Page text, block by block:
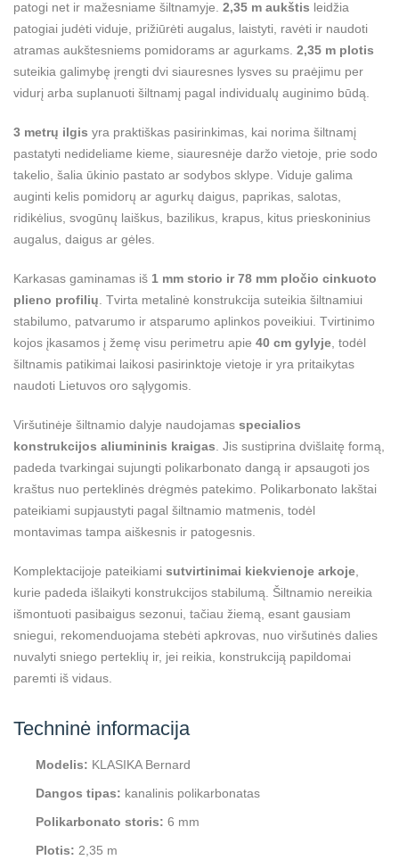
patogi net ir mažesniame šiltnamyje. 2,35 m aukštis leidžia
patogiai judėti viduje, prižiūrėti augalus, laistyti, ravėti ir naudoti
atramas aukštesniems pomidorams ar agurkams. 2,35 m plotis
suteikia galimybę įrengti dvi siauresnes lysves su praėjimu per
vidurį arba suplanuoti šiltnamį pagal individualų auginimo būdą.
3 metrų ilgis yra praktiškas pasirinkimas, kai norima šiltnamį
pastatyti nedideliame kieme, siauresnėje daržo vietoje, prie sodo
takelio, šalia ūkinio pastato ar sodybos sklype. Viduje galima
auginti kelis pomidorų ar agurkų daigus, paprikas, salotas,
ridikėlius, svogūnų laiškus, bazilikus, krapus, kitus prieskoninius
augalus, daigus ar gėles.
Karkasas gaminamas iš 1 mm storio ir 78 mm pločio cinkuoto
plieno profilių . Tvirta metalinė konstrukcija suteikia šiltnamiui
stabilumo, patvarumo ir atsparumo aplinkos poveikiui. Tvirtinimo
kojos įkasamos į žemę visu perimetru apie 40 cm gylyje , todėl
šiltnamis patikimai laikosi pasirinktoje vietoje ir yra pritaikytas
naudoti Lietuvos oro sąlygomis.
Viršutinėje šiltnamio dalyje naudojamas specialios
konstrukcijos aliumininis kraigas . Jis sustiprina dvišlaitę formą,
padeda tvarkingai sujungti polikarbonato dangą ir apsaugoti jos
kraštus nuo perteklinės drėgmės patekimo. Polikarbonato lakštai
pateikiami supjaustyti pagal šiltnamio matmenis, todėl
montavimas tampa aiškesnis ir patogesnis.
Komplektacijoje pateikiami sutvirtinimai kiekvienoje arkoje
kurie padeda išlaikyti konstrukcijos stabilumą. Šiltnamio nereikia
išmontuoti pasibaigus sezonui, tačiau žiemą, esant gausiam
sniegui, rekomenduojama stebėti apkrovas, nuo viršutinės dalies
nuvalyti sniego perteklių ir, jei reikia, konstrukciją papildomai
paremti iš vidaus.
Techninė informacija
Modelis: KLASIKA Bernard
Dangos tipas: kanalinis polikarbonatas
Polikarbonato storis: 6 mm
Plotis: 2,35 m